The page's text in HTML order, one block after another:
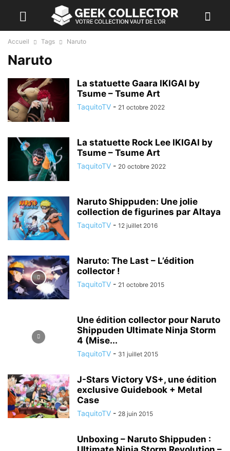
Accueil Tags Naruto
Naruto
La statuette Gaara IKIGAI by
Tsume – Tsume Art
TaquitoTV - 21 octobre 2022
La statuette Rock Lee IKIGAI by
Tsume – Tsume Art
TaquitoTV - 20 octobre 2022
Naruto Shippuden: Une jolie
collection de figurines par Altaya
TaquitoTV - 12 juillet 2016
Naruto: The Last – L’édition
collector !
TaquitoTV - 21 octobre 2015
Une édition collector pour Naruto
Shippuden Ultimate Ninja Storm
4 (Mise...
TaquitoTV - 31 juillet 2015
J-Stars Victory VS+, une édition
exclusive Guidebook + Metal
Case
TaquitoTV - 28 juin 2015
Unboxing – Naruto Shippuden :